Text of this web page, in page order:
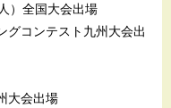
）全国大会出場
コンテスト九州大会出
会出場